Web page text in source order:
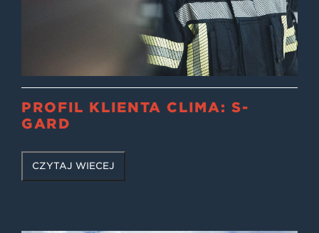
PROFIL KLIENTA CLIMA: S-
GARD
CZYTAJ WIĘCEJ